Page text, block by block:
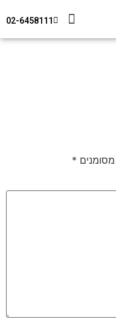
02-6458111
*